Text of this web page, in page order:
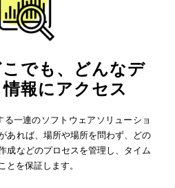
でも、どんなデ
報にアクセス
一連のソフトウェアソリューショ
あれば、場所や場所を問わず、どの
成などのプロセスを管理し、タイム
を保証します。